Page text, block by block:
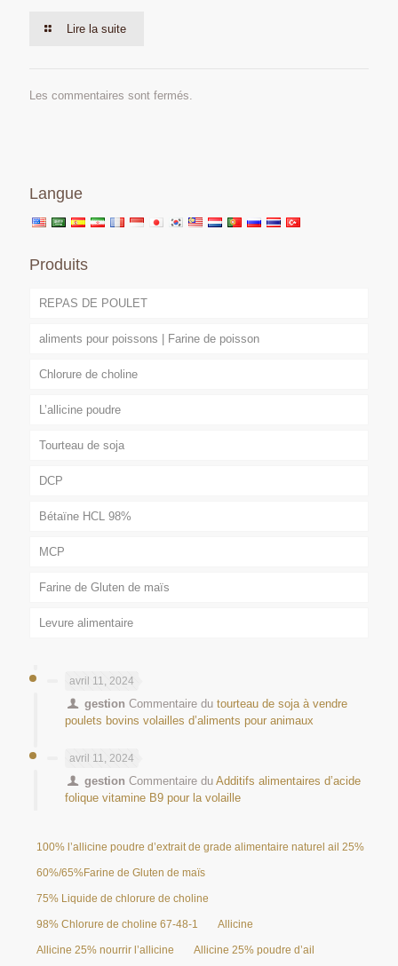
Lire la suite
Les commentaires sont fermés.
Langue
Produits
REPAS DE POULET
aliments pour poissons | Farine de poisson
Chlorure de choline
L’allicine poudre
Tourteau de soja
DCP
Bétaïne HCL 98%
MCP
Farine de Gluten de maïs
Levure alimentaire
avril 11, 2024
gestion Commentaire dutourteau de soja à vendre
poulets bovins volailles d’aliments pour animaux
avril 11, 2024
gestion Commentaire duAdditifs alimentaires d’acide
folique vitamine B9 pour la volaille
100% l’allicine poudre d’extrait de grade alimentaire naturel ail 25%
60%/65%Farine de Gluten de maïs
75% Liquide de chlorure de choline
98% Chlorure de choline 67-48-1 Allicine
Allicine 25% nourrir l’allicine Allicine 25% poudre d’ail